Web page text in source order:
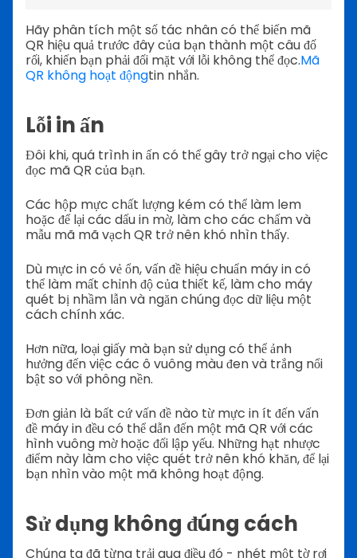
Hãy phân tích một số tác nhân có thể biến mã
QR hiệu quả trước đây của bạn thành một câu đố
rối, khiến bạn phải đối mặt với lỗi không thể đọc.Mã
QR không hoạt độngtin nhắn.
Lỗi in ấn
Đôi khi, quá trình in ấn có thể gây trở ngại cho việc
đọc mã QR của bạn.
Các hộp mực chất lượng kém có thể làm lem
hoặc để lại các dấu in mờ, làm cho các chấm và
mẫu mã mã vạch QR trở nên khó nhìn thấy.
Dù mực in có vẻ ổn, vấn đề hiệu chuẩn máy in có
thể làm mất chỉnh độ của thiết kế, làm cho máy
quét bị nhầm lẫn và ngăn chúng đọc dữ liệu một
cách chính xác.
Hơn nữa, loại giấy mà bạn sử dụng có thể ảnh
hưởng đến việc các ô vuông màu đen và trắng nổi
bật so với phông nền.
Đơn giản là bất cứ vấn đề nào từ mực in ít đến vấn
đề máy in đều có thể dẫn đến một mã QR với các
hình vuông mờ hoặc đối lập yếu. Những hạt nhược
điểm này làm cho việc quét trở nên khó khăn, để lại
bạn nhìn vào một mã không hoạt động.
Sử dụng không đúng cách
Chúng ta đã từng trải qua điều đó - nhét một tờ rơi